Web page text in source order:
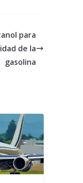
para
de la
gasolina